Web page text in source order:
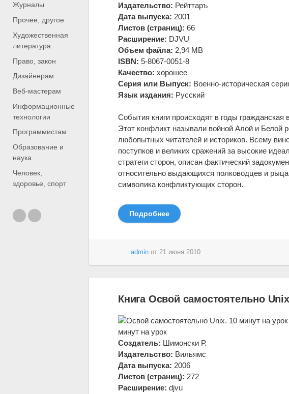
Журналы
Прочее, другое
Художественная
литература
Право, закон
Дизайнерам
Веб-мастерам
Информационные
технологии
Программистам
Образование и
наука
Человек,
здоровье, спорт
Издательство: Рейттаръ
Дата выпуска: 2001
Листов (страниц): 66
Расширение: DJVU
Объем файла: 2,94 MB
ISBN: 5-8067-0051-8
Качество: хорошее
Серия или Выпуск: Военно-историческая
Язык издания: Русский
События книги происходят в годы
Этот конфликт называли войной Алой и Белой
любопытных читателей и историков. Всему
поступков и великих сражений за высокие
стратеги сторон, описан фактический
относительно выдающихся полководцев и
символика конфликтующих сторон.
Подробнее
admin от21 июня 2010
Книга Освой самостоятельно
минут на урок
Создатель: Шимонски Р.
Издательство: Вильямс
Дата выпуска: 2006
Листов (страниц): 272
Расширение: djvu